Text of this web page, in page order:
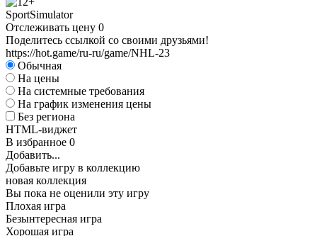
SportSimulator
Отслеживать цену 0
Поделитесь ссылкой со своими друзьями!
https://hot.game/ru-ru/game/NHL-23
Обычная
На цены
На системные требования
На график изменения цены
Без региона
HTML-виджет
В избранное 0
Добавить...
Добавьте игру в коллекцию
новая коллекция
Вы пока не оценили эту игру
Плохая игра
Безынтересная игра
Хорошая игра